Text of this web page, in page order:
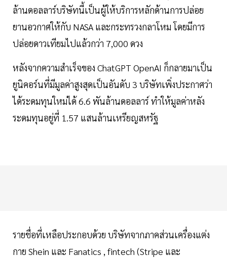
ล้านดอลลาร์บริษัทนี้เป็นผู้ให้บริการหลักด้านการปล่อย
ยานอวกาศให้กับ NASA และกระทรวงกลาโหม โดยมีการ
ปล่อยดาวเทียมไปแล้วกว่า 7,000 ดวง
หลังจากความสำเร็จของ ChatGPT OpenAI ก็กลายมาเป็น
ยูนิคอร์นที่มีมูลค่าสูงสุดเป็นอันดับ 3 บริษัทเพิ่งประกาศว่า
ได้ระดมทุนใหม่ได้ 6.6 พันล้านดอลลาร์ ทำให้มูลค่าหลัง
ระดมทุนอยู่ที่ 1.57 แสนล้านเหรียญสหรัฐ
รายชื่อที่เหลือประกอบด้วย บริษัทจากภาคส่วนเครื่องแต่ง
กาย Shein และ Fanatics , fintech (Stripe และ